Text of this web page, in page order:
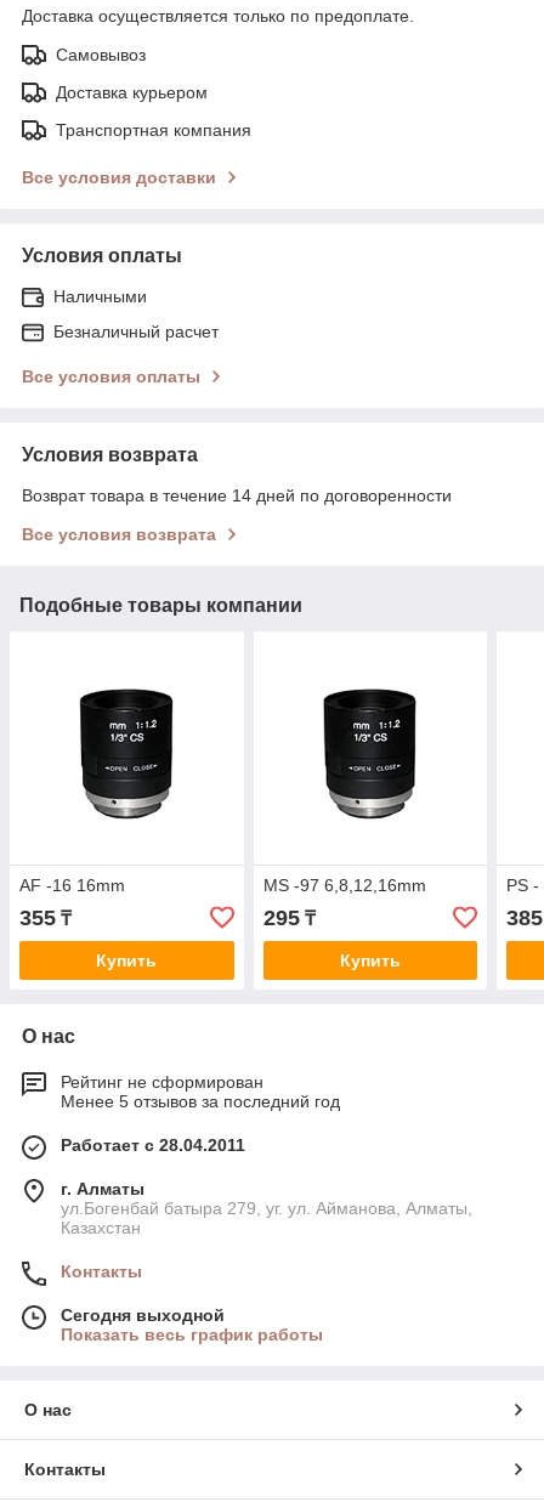
Доставка осуществляется только по предоплате.
Самовывоз
Доставка курьером
Транспортная компания
Все условия доставки
Условия оплаты
Наличными
Безналичный расчет
Все условия оплаты
Условия возврата
Возврат товара в течение 14 дней по договоренности
Все условия возврата
Подобные товары компании
AF -16 16mm
355 ₸
Купить
MS -97 6,8,12,16mm
295₸
Купить
PS
385
О нас
Рейтинг не сформирован
Менее 5 отзывов за последний год
Работает с 28.04.2011
г. Алматы
ул.Богенбай батыра 279, уг. ул. Айманова, Алматы,
Казахстан
Контакты
Сегодня выходной
Показать весь график работы
О нас
Контакты